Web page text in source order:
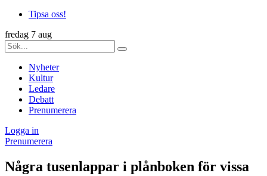
Tipsa oss!
fredag 7 aug
Nyheter
Kultur
Ledare
Debatt
Prenumerera
Logga in
Prenumerera
Några tusenlappar i plånboken för vissa